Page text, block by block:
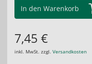
In den Warenkorb
7,45 €
inkl. MwSt. zzgl. Versandkosten